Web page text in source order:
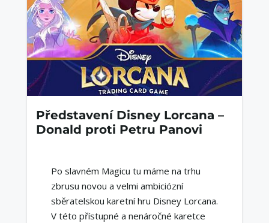
Představení Disney Lorcana –
Donald proti Petru Panovi
Po slavném Magicu tu máme na trhu
zbrusu novou a velmi ambiciózní
sběratelskou karetní hru Disney Lorcana.
V této přístupné a nenáročné karetce